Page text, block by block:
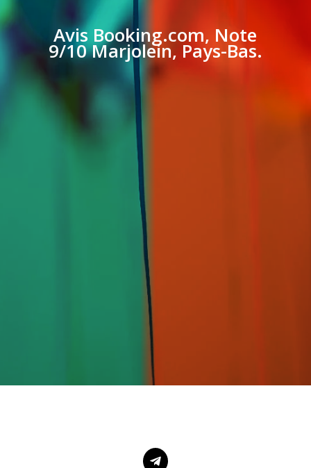
Avis Booking.com, Note
9/10 Marjolein, Pays-Bas.
